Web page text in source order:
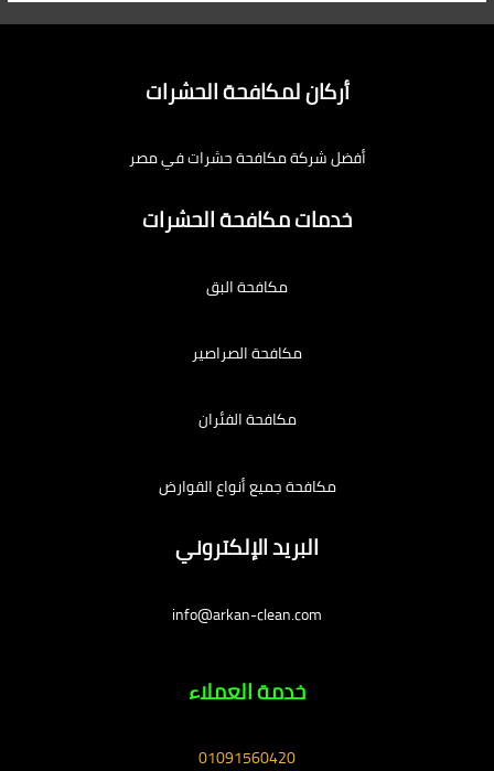
أركان لمكافحة الحشرات
أفضل شركة مكافحة حشرات في مصر
خدمات مكافحة الحشرات
مكافحة البق
مكافحة الصراصير
مكافحة الفئران
مكافحة جميع أنواع القوارض
البريد الإلكتروني
info@arkan-clean.com
خدمة العملاء
01091560420